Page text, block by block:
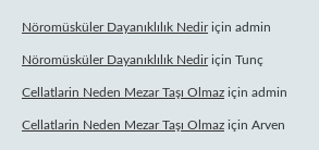
Nöromüsküler Dayanıklılık Nediriçin admin
Nöromüsküler Dayanıklılık Nediriçin Tunç
Cellatlarin Neden Mezar Taşı Olmaz için admin
Cellatlarin Neden Mezar Taşı Olmaz için Arven